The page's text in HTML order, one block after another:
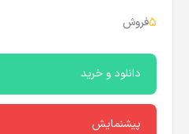
5فروش
دانلود و خرید
پیشنمایش